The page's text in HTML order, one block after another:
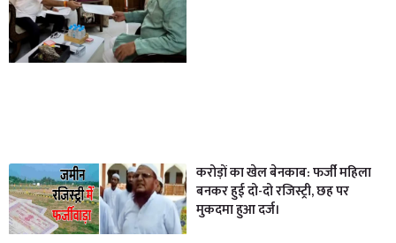
करोड़ों का खेल बेनकाब: फर्जी महिला
बनकर हुई दो-दो रजिस्ट्री, छह पर
मुकदमा हुआ दर्ज।